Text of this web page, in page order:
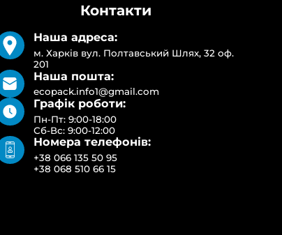
Контакти
Наша адреса:
м. Харків вул. Полтавський Шлях, 32 оф.
201
Наша пошта:
ecopack.info1@gmail.com
Графік роботи:
Пн-Пт: 9:00-18:00
Сб-Вс: 9:00-12:00
Номера телефонів:
+38 066 135 50 95
+38 068 510 66 15